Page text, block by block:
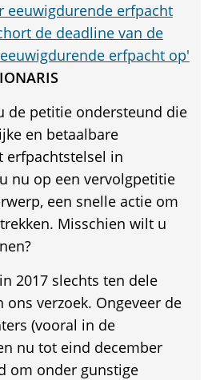
eeuwigdurende erfpacht
de deadline van de
erfpacht op'
de petitie ondersteund die
en betaalbare
erfpachtstelsel in
nu op een vervolgpetitie
een snelle actie om
Misschien wilt u
2017 slechts ten dele
ons verzoek. Ongeveer de
(vooral in de
nu tot eind december
om onder gunstige